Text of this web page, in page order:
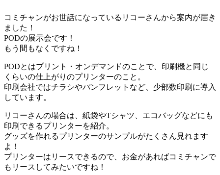
縄
ェ
ア」
一
ベ
ト
者
コミチャンがお世話になっているリコーさんから案内が届き
ました！
PODの展示会です！
もう間もなくですね！
PODとはプリント・オンデマンドのことで、印刷機と同じ
くらいの仕上がりのプリンターのこと。
印刷会社ではチラシやパンフレットなど、少部数印刷に導入
しています。
リコーさんの場合は、紙袋やTシャツ、エコバッグなどにも
印刷できるプリンターを紹介。
グッズを作れるプリンターのサンプルがたくさん見れます
よ！
プリンターはリースできるので、お金があればコミチャンで
もリースしてみたいですね！